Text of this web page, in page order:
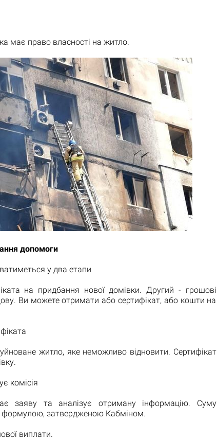
має право власності на житло.
допомоги
у два етапи
на придбання нової домівки. Другий - грошові
Ви можете отримати або сертифікат, або кошти на
житло, яке неможливо відновити. Сертифікат
комісія
заяву та аналізує отриману інформацію. Суму
формулою, затвердженою Кабміном.
виплати.